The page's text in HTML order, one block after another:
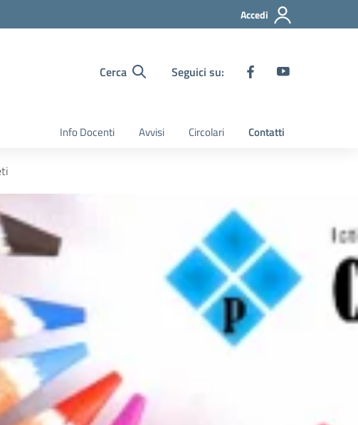
Accedi
Cerca Seguici su:
Info Docenti Avvisi Circolari Contatti